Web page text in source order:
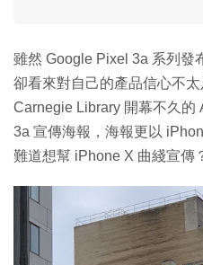
雖然 Google Pixel 3a 系列發
卻看來對自己的產品信心不
Carnegie Library 開幕不久的
3a 宣傳海報，海報更以
難道想幫 iPhone X 曲綫宣傳